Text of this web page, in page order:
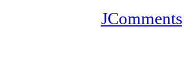
JComments